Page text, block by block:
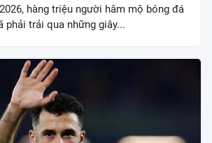
hàng triệu người hâm mộ bóng đá
phải trải qua những giây...